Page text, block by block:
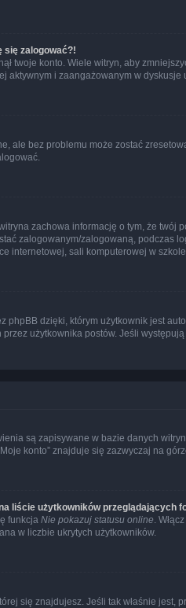
się zalogować?!
twoje konto. Wiele witryn, aby
aktywnym i zaangażowanym w dyskusje
ale bez problemu może zostać
zachowa informację o tym, że twój
zalogowanym/zalogowaną, podczas
sali komputerowej w
phpBB dzięki, którym użytkownik jest
użytkownika postów. Jeśli
są zapisywane w bazie danych
konto” znajduje się zazwyczaj na
liście użytkowników przeglądających
funkcja Nie pokazuj statusu online.
w liczbie ukrytych użytkowników.
się znajdujesz. Jeśli tak właśnie